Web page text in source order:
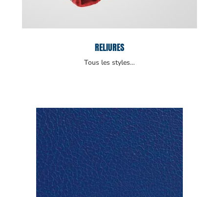
RELIURES
Tous les styles…